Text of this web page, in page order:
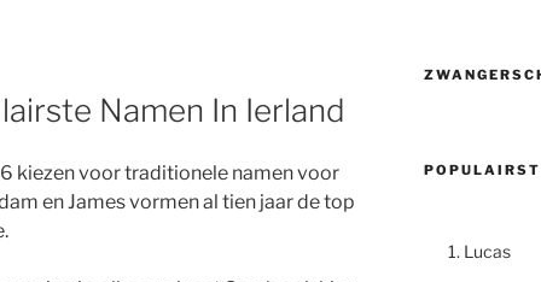
Namen In Ierland
kiezen voor traditionele namen voor
en James vormen al tien jaar de top
Lucas